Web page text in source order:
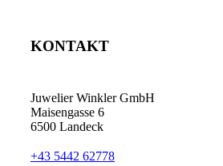
KONTAKT
Juwelier Winkler GmbH
Maisengasse 6
6500 Landeck
+43 5442 62778